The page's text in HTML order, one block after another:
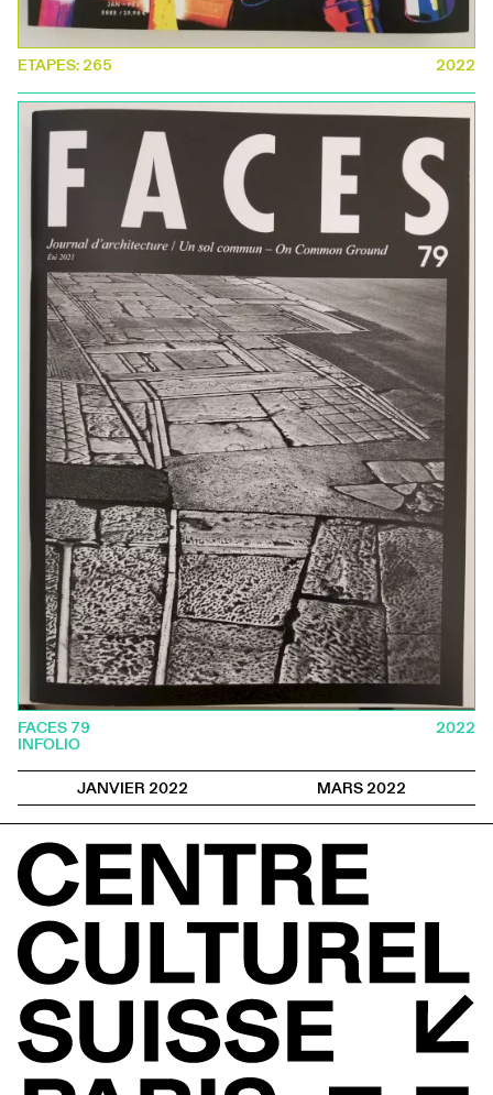
ETAPES: 265 2022
FACES 79
INFOLIO
2022
JANVIER 2022 MARS 2022